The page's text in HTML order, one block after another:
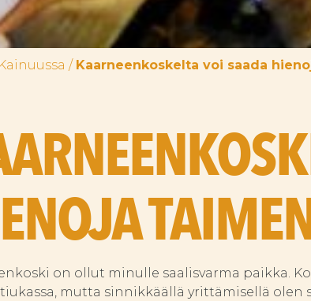
/ Kaarneenkoskelta voi saada
on ollut minulle saalisvarma paikka.
mutta sinnikkäällä yrittämisellä